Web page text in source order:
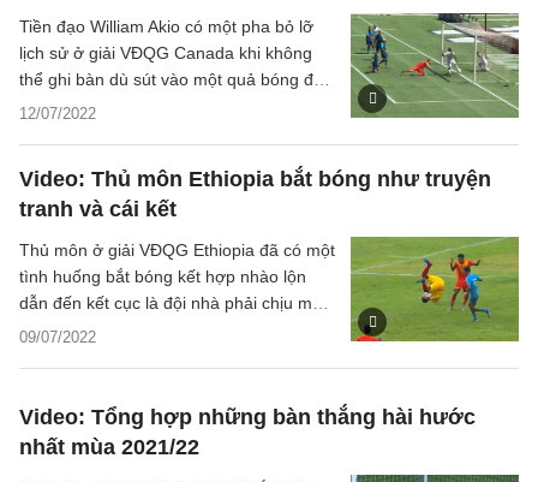
12/07/2022
Tiền đạo William Akio có một pha bỏ lỡ
lịch sử ở giải VĐQG Canada khi không
thể ghi bàn dù sút vào một quả bóng đã
lăn gần hết qua vạch vôi.
Video: Thủ môn Ethiopia bắt bóng như truyện
tranh và cái kết
09/07/2022
Thủ môn ở giải VĐQG Ethiopia đã có một
tình huống bắt bóng kết hợp nhào lộn
dẫn đến kết cục là đội nhà phải chịu một
quả penalty oan ức.
Video: Tổng hợp những bàn thắng hài hước
nhất mùa 2021/22